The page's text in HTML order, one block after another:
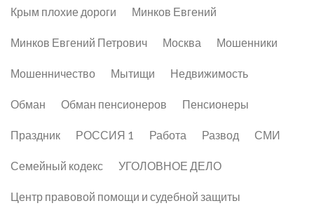
Крым плохие дороги Минков Евгений
Минков Евгений Петрович Москва Мошенники
Мошенничество Мытищи Недвижимость
Обман Обман пенсионеров Пенсионеры
Праздник РОССИЯ 1 Работа Развод СМИ
Семейный кодекс УГОЛОВНОЕ ДЕЛО
Центр правовой помощи и судебной защиты